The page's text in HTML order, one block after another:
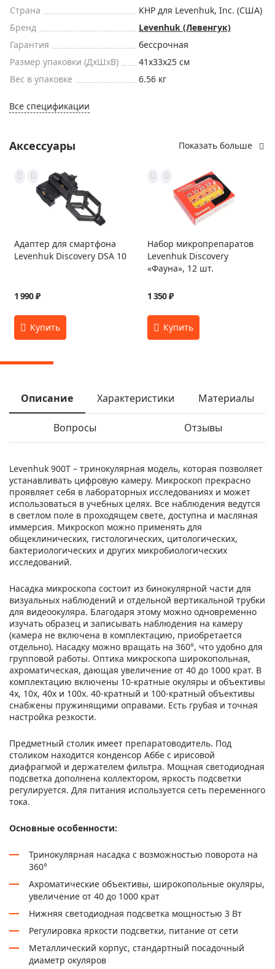
Страна
КНР для Levenhuk, Inc. (США)
Бренд
Levenhuk (Левенгук)
Гарантия
бессрочная
Размер упаковки (ДxШxВ)
41x33x25 см
Вес в упаковке
6.56 кг
Все спецификации
Аксессуары Показать больше
Адаптер для смартфона
Levenhuk Discovery DSA 10
1 990 ₽
Набор микропрепаратов
Levenhuk Discovery
«Фауна», 12 шт.
1 350 ₽
Описание Характеристики Материалы
Вопросы Отзывы
Levenhuk 900T – тринокулярная модель, которая позволяет
устанавливать цифровую камеру. Микроскоп прекрасно
проявляет себя в лабораторных исследованиях и может
использоваться в учебных целях. Все наблюдения ведутся
в светлом поле в проходящем свете, доступна и масляная
иммерсия. Микроскоп можно применять для
общеклинических, гистологических, цитологических,
бактериологических и других микробиологических
исследований.
Насадка микроскопа состоит из бинокулярной части для
визуальных наблюдений и отдельной вертикальной трубки
для видеоокуляра. Благодаря этому можно одновременно
изучать образец и записывать наблюдения на камеру
(камера не включена в комплектацию, приобретается
отдельно). Насадку можно вращать на 360°, что удобно для
групповой работы. Оптика микроскопа широкопольная,
ахроматическая, дающая увеличение от 40 до 1000 крат. В
комплектацию включены 10-кратные окуляры и объективы
4х, 10х, 40х и 100х. 40-кратный и 100-кратный объективы
снабжены пружинящими оправами. Есть грубая и точная
настройка резкости.
Предметный столик имеет препаратоводитель. Под
столиком находится конденсор Аббе с ирисовой
диафрагмой и держателем фильтра. Мощная светодиодная
подсветка дополнена коллектором, яркость подсветки
регулируется. Для питания используется сеть переменного
тока.
Основные особенности:
Тринокулярная насадка с возможностью поворота на
360°
Ахроматические объективы, широкопольные окуляры,
увеличение от 40 до 1000 крат
Нижняя светодиодная подсветка мощностью 3 Вт
Регулировка яркости подсветки, питание от сети
Металлический корпус, стандартный посадочный
диаметр окуляров